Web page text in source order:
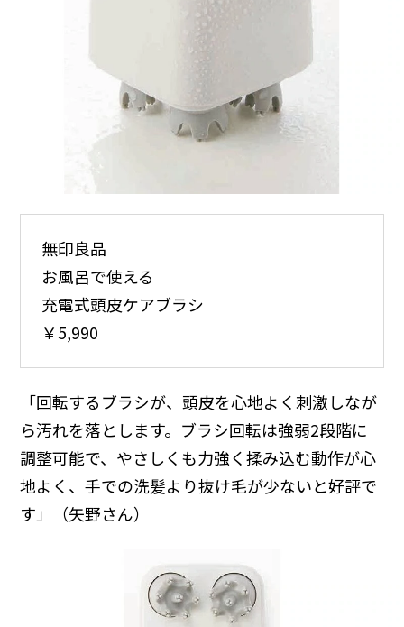
無印良品
お風呂で使える
充電式頭皮ケアブラシ
￥5,990
「回転するブラシが、頭皮を心地よく刺激しなが
ら汚れを落とします。ブラシ回転は強弱2段階に
調整可能で、やさしくも力強く揉み込む動作が心
地よく、手での洗髪より抜け毛が少ないと好評で
す」（矢野さん）